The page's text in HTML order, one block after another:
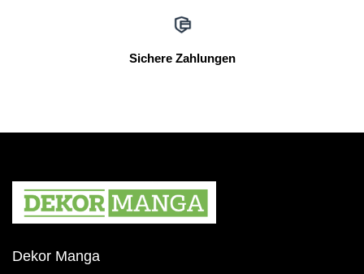
Sichere Zahlungen
Dekor Manga